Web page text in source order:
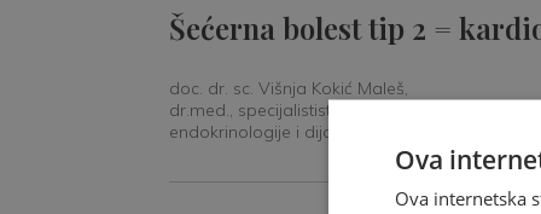
Šećerna bolest tip 2 =
doc. dr. sc. Višnja Kokić Maleš,
dr.med., specijalististica
endokrinologije i dijabetologije
Ova
Ova internetska